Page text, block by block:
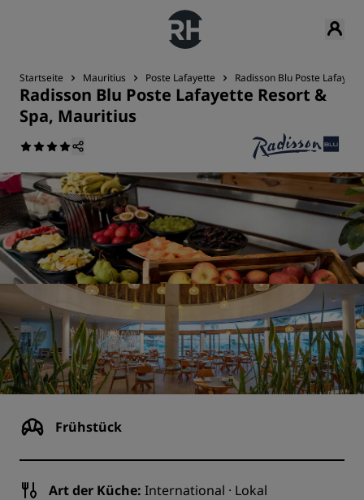
Startseite Mauritius Poste Lafayette Radisson Blu Poste
Radisson Blu Poste Lafayette Resort &
Spa, Mauritius
Frühstück
Art der Küche: International · Lokal